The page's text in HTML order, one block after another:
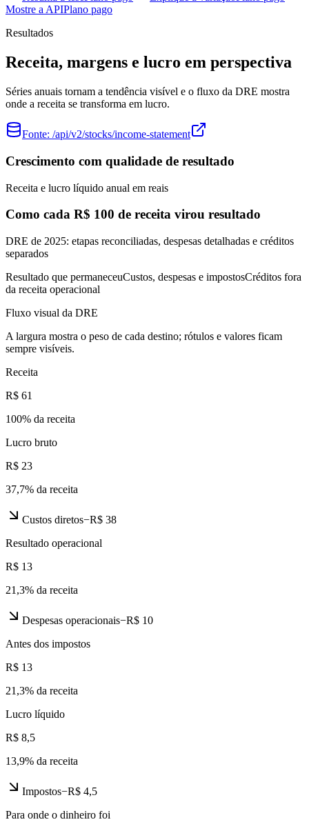
Mostre a APIPlano pago
Resultados
Receita, margens e lucro em perspectiva
Séries anuais tornam a tendência visível e o fluxo da DRE mostra
onde a receita se transforma em lucro.
Fonte: /api/v2/stocks/income-statement
Crescimento com qualidade de resultado
Receita e lucro líquido anual em reais
Como cada R$ 100 de receita virou resultado
DRE de 2025: etapas reconciliadas, despesas detalhadas e créditos
separados
Resultado que permaneceuCustos, despesas e impostosCréditos fora
da receita operacional
Fluxo visual da DRE
A largura mostra o peso de cada destino; rótulos e valores ficam
sempre visíveis.
Receita
R$ 61
100% da receita
Lucro bruto
R$ 23
37,7% da receita
Custos diretos−R$ 38
Resultado operacional
R$ 13
21,3% da receita
Despesas operacionais−R$ 10
Antes dos impostos
R$ 13
21,3% da receita
Lucro líquido
R$ 8,5
13,9% da receita
Impostos−R$ 4,5
Para onde o dinheiro foi